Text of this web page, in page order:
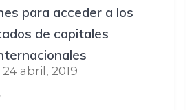
para acceder a los
de capitales
24 abril, 2019